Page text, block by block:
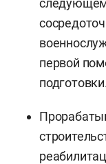
первой